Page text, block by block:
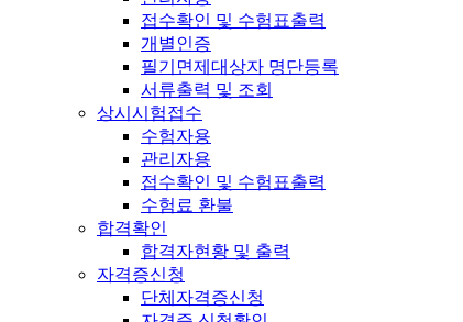
접수확인 및 수험표출력
개별인증
필기면제대상자 명단등록
서류출력 및 조회
상시시험접수
수험자용
관리자용
접수확인 및 수험표출력
수험료 환불
합격확인
합격자현황 및 출력
자격증신청
단체자격증신청